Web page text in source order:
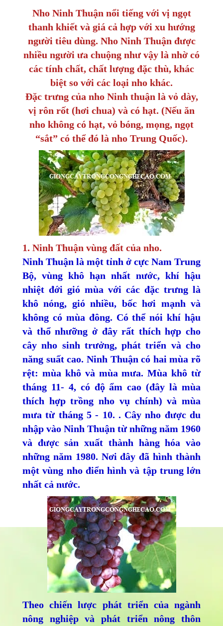
Nho Ninh Thuận nổi tiếng với vị ngọt
thanh khiết và giá cả hợp với xu hướng
người tiêu dùng. Nho Ninh Thuận được
nhiều người ưa chuộng như vậy là nhờ có
các tính chất, chất lượng đặc thù, khác
biệt so với các loại nho khác.
Đặc trưng của nho Ninh thuận là vỏ dày,
vị rôn rốt (hơi chua) và có hạt. (Nếu ăn
nho không có hạt, vỏ bóng, mọng, ngọt
“sắt” có thể đó là nho Trung Quốc).
1. Ninh Thuận vùng đất của nho.
Ninh Thuận là một tỉnh ở cực Nam Trung
Bộ, vùng khô hạn nhất nước, khí hậu
nhiệt đới gió mùa với các đặc trưng là
khô nóng, gió nhiều, bốc hơi mạnh và
không có mùa đông. Có thể nói khí hậu
và thổ nhưỡng ở đây rất thích hợp cho
cây nho sinh trưởng, phát triển và cho
năng suất cao. Ninh Thuận có hai mùa rõ
rệt: mùa khô và mùa mưa. Mùa khô từ
tháng 11- 4, có độ ẩm cao (đây là mùa
thích hợp trồng nho vụ chính) và mùa
mưa từ tháng 5 - 10. . Cây nho được du
nhập vào Ninh Thuận từ những năm 1960
và được sản xuất thành hàng hóa vào
những năm 1980. Nơi đây đã hình thành
một vùng nho điển hình và tập trung lớn
nhất cả nước.
Theo chiến lược phát triển của ngành
nông nghiệp và phát triển nông thôn